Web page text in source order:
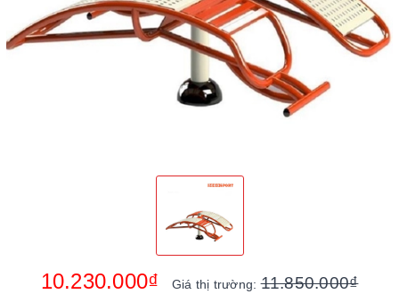
10.230.000₫ Giá thị trường:11.850.000₫